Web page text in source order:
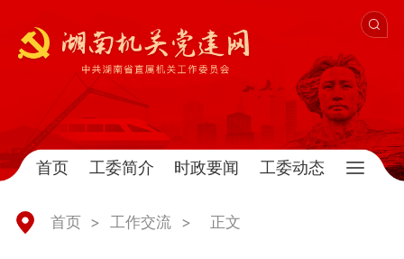
首页 工委简介 时政要闻 工委动态
首页 > 工作交流 > 正文